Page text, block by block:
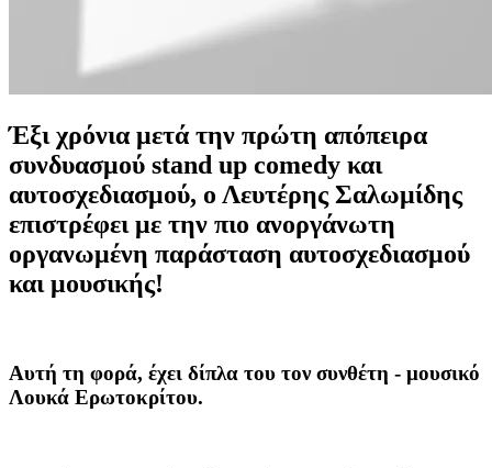
Έξι χρόνια μετά την πρώτη απόπειρα
συνδυασμού stand up comedy και
αυτοσχεδιασμού, ο Λευτέρης Σαλωμίδης
επιστρέφει με την πιο ανοργάνωτη
οργανωμένη παράσταση αυτοσχεδιασμού
και μουσικής!
Αυτή τη φορά, έχει δίπλα του τον συνθέτη - μουσικό
Λουκά Ερωτοκρίτου.